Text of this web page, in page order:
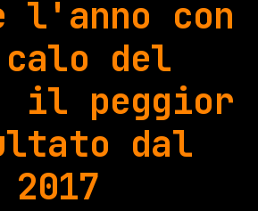
l'anno con
calo del
il peggior
dal
2017